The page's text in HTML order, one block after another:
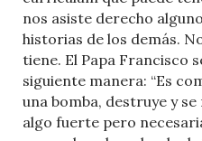
nos asiste derecho
historias de los demás.
tiene. El Papa Francisco
siguiente manera: “Es
una bomba, destruye y
algo fuerte pero